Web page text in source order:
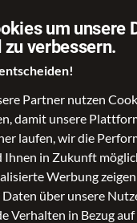
um unsere
verbessern.
Partner nutzen
damit unsere
laufen, wir die
Ihnen in Zukunft
Werbung
über unsere
Verhalten in Bezug
Freizeit Fashion &